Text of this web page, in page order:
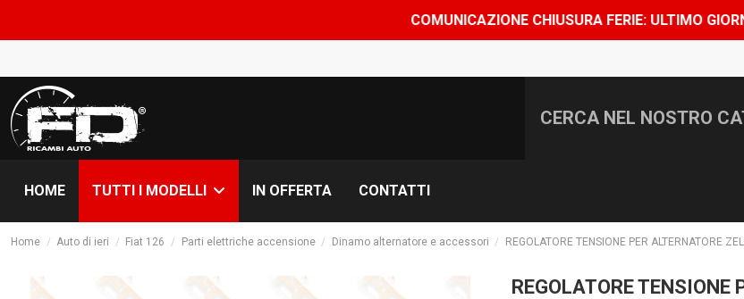
COMUNICAZIONE CHIUSURA FERIE: ULTIMO GIORNO DI
HOME TUTTI I MODELLI IN OFFERTA CONTATTI
Home Auto di ieri Fiat 126 Parti elettriche accensione Dinamo alternatore e accessori REGOLATORE TENSIONE PER ALTERNATORE
REGOLATORE